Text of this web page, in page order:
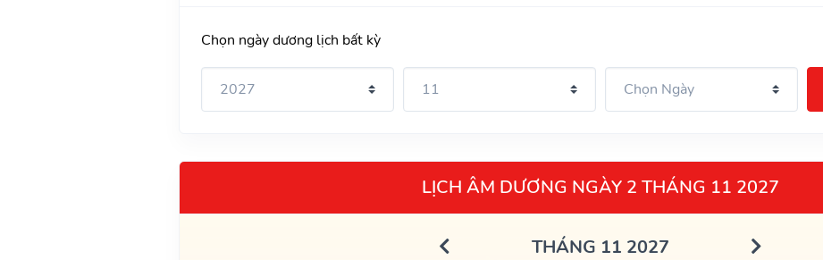
Chọn ngày dương lịch bất kỳ
LỊCH ÂM DƯƠNG NGÀY 2 THÁNG 11 2027
THÁNG 11 2027